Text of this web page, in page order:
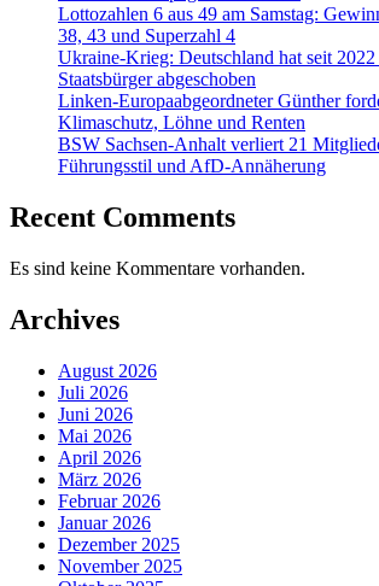
Lottozahlen 6 aus 49 am Samstag:
38, 43 und Superzahl 4
Ukraine-Krieg: Deutschland hat seit 2022
Staatsbürger abgeschoben
Linken-Europaabgeordneter Günther
Klimaschutz, Löhne und Renten
BSW Sachsen-Anhalt verliert 21
Führungsstil und AfD-Annäherung
Recent Comments
Es sind keine Kommentare vorhanden.
Archives
August 2026
Juli 2026
Juni 2026
Mai 2026
April 2026
März 2026
Februar 2026
Januar 2026
Dezember 2025
November 2025